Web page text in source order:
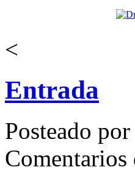
<
Entrada
Posteado
Comentarios